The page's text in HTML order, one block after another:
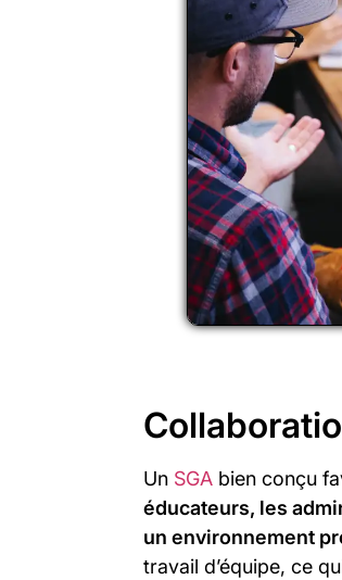
Un SGA bien conçu
éducateurs, les
un environnement
travail d’équipe, ce